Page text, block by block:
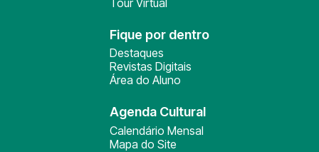
Tour Virtual
Fique por dentro
Destaques
Revistas Digitais
Área do Aluno
Agenda Cultural
Calendário Mensal
Mapa do Site